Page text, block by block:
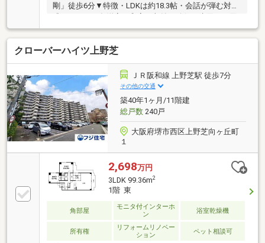
剛」徒歩6分▼特徴・LDKは約18.3帖・会話が弾む対面
遊性があり、家事動線良好・南と北の両面バルコニー
仕様・ペット飼育可(規約有)▼2026年6月ハウスクリー
ニング済▼2018年8月室内リフォーム履歴【交換】キ
ッチン、UB、トイレ 等【張替】全室クロス、フロー
リング(LDK) 等▼周辺環境・イオンそよら金剛 徒歩1
分(約20m)■ ご希望の住まい探しをお手伝いします
━━━━━・・・物件の詳細・ご相談はお気軽にお問
い合わせください。
クローバーハイツ上野芝
ＪＲ阪和線 上野芝駅 徒歩7分
その他の交通
築40年1ヶ月/11階建
総戸数240戸
大阪府堺市西区上野芝向ヶ丘町
１
2,698万円
3LDK 99.36m2
1階 東
角部屋
モニタ付インターホ
ン
浴室乾燥機
所有権
リフォームリノベー
ション
ペット相談可